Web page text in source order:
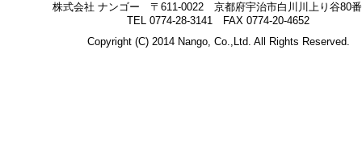
株式会社 ナンゴー 〒611-0022 京都府宇治市白川川上り谷80
TEL 0774-28-3141 FAX 0774-20-4652
Copyright (C) 2014 Nango, Co.,Ltd. All Rights Reserved.